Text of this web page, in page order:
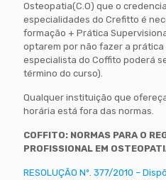
Osteopatia(C.O) que o
especialidades do Crefitto é
formação + Prática
optarem por não fazer a
especialista do Coffito poderá
término do curso).
Qualquer instituição que
horária está fora das normas.
COFFITO: NORMAS PARA O
PROFISSIONAL EM
RESOLUÇÃO Nº. 377/2010 –